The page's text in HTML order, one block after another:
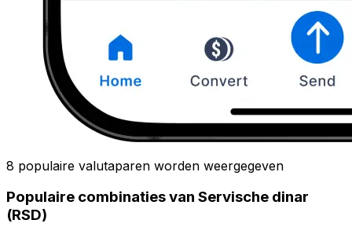
8 populaire valutaparen worden weergegeven
Populaire combinaties van Servische dinar
(RSD)